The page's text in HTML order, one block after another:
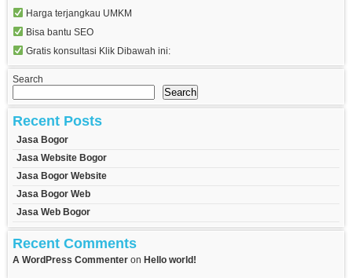
Harga terjangkau UMKM
Bisa bantu SEO
Gratis konsultasi Klik Dibawah ini:
Search
Search
Recent Posts
Jasa Bogor
Jasa Website Bogor
Jasa Bogor Website
Jasa Bogor Web
Jasa Web Bogor
Recent Comments
A WordPress Commenter on Hello world!